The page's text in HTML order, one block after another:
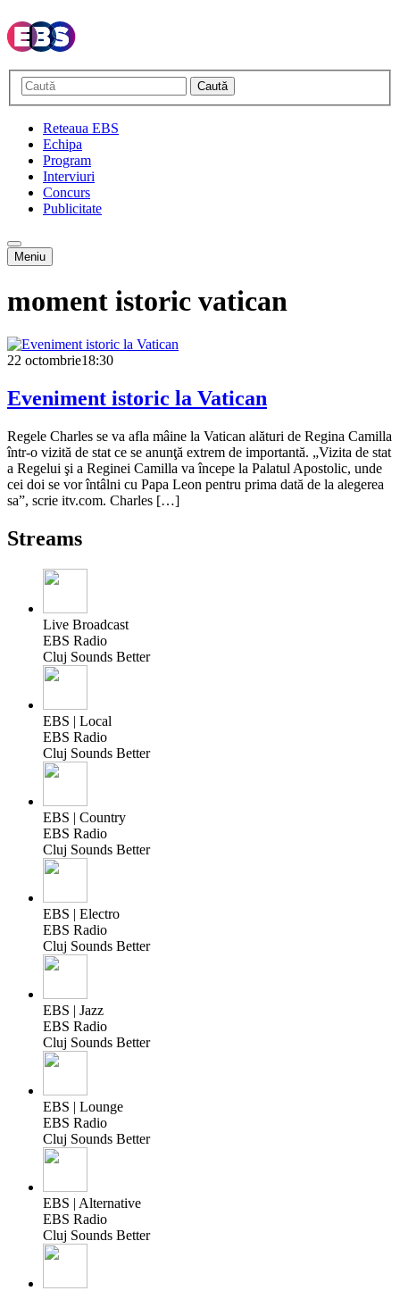
Caută
Reteaua EBS
Echipa
Program
Interviuri
Concurs
Publicitate
Meniu
moment istoric vatican
22 octombrie18:30
Eveniment istoric la Vatican
Regele Charles se va afla mâine la Vatican alături de Regina Camilla
într-o vizită de stat ce se anunţă extrem de importantă. „Vizita de stat
a Regelui şi a Reginei Camilla va începe la Palatul Apostolic, unde
cei doi se vor întâlni cu Papa Leon pentru prima dată de la alegerea
sa”, scrie itv.com. Charles […]
Streams
Live Broadcast
EBS Radio
Cluj Sounds Better
EBS | Local
EBS Radio
Cluj Sounds Better
EBS | Country
EBS Radio
Cluj Sounds Better
EBS | Electro
EBS Radio
Cluj Sounds Better
EBS | Jazz
EBS Radio
Cluj Sounds Better
EBS | Lounge
EBS Radio
Cluj Sounds Better
EBS | Alternative
EBS Radio
Cluj Sounds Better